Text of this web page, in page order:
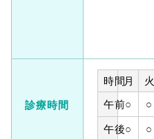
診療時間
時間月 火
午前○ ○
午後○ ○